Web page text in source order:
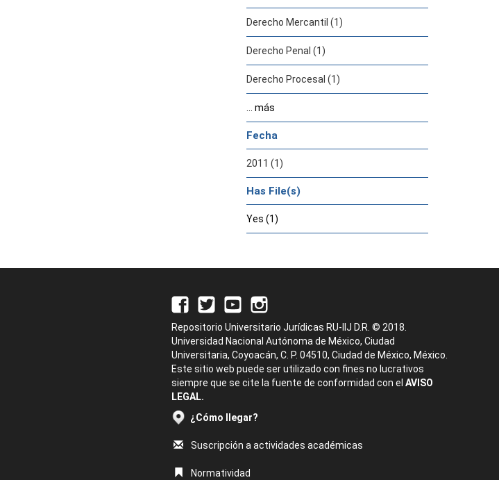
Derecho Mercantil (1)
Derecho Penal (1)
Derecho Procesal (1)
... más
Fecha
2011 (1)
Has File(s)
Yes (1)
Repositorio Universitario Jurídicas RU-IIJ D.R. © 2018.
Universidad Nacional Autónoma de México, Ciudad
Universitaria, Coyoacán, C. P. 04510, Ciudad de México, México.
Este sitio web puede ser utilizado con fines no lucrativos
siempre que se cite la fuente de conformidad con el AVISO
LEGAL.
¿Cómo llegar?
Suscripción a actividades académicas
Normatividad